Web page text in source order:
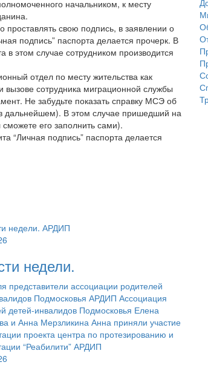
начальником, к месту
свою подпись, в заявлении о
подпись” паспорта делается прочерк. В
этом случае сотрудником производится
отдел по месту жительства как
вызове сотрудника миграционной службы
Не забудьте показать справку МСЭ об
дальнейшем). В этом случае пришедший на
его заполнить сами).
“Личная подпись” паспорта делается
недели.